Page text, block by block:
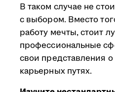
В таком случае не
с выбором. Вместо
работу мечты, стоит
профессиональные
свои представления
карьерных путях.